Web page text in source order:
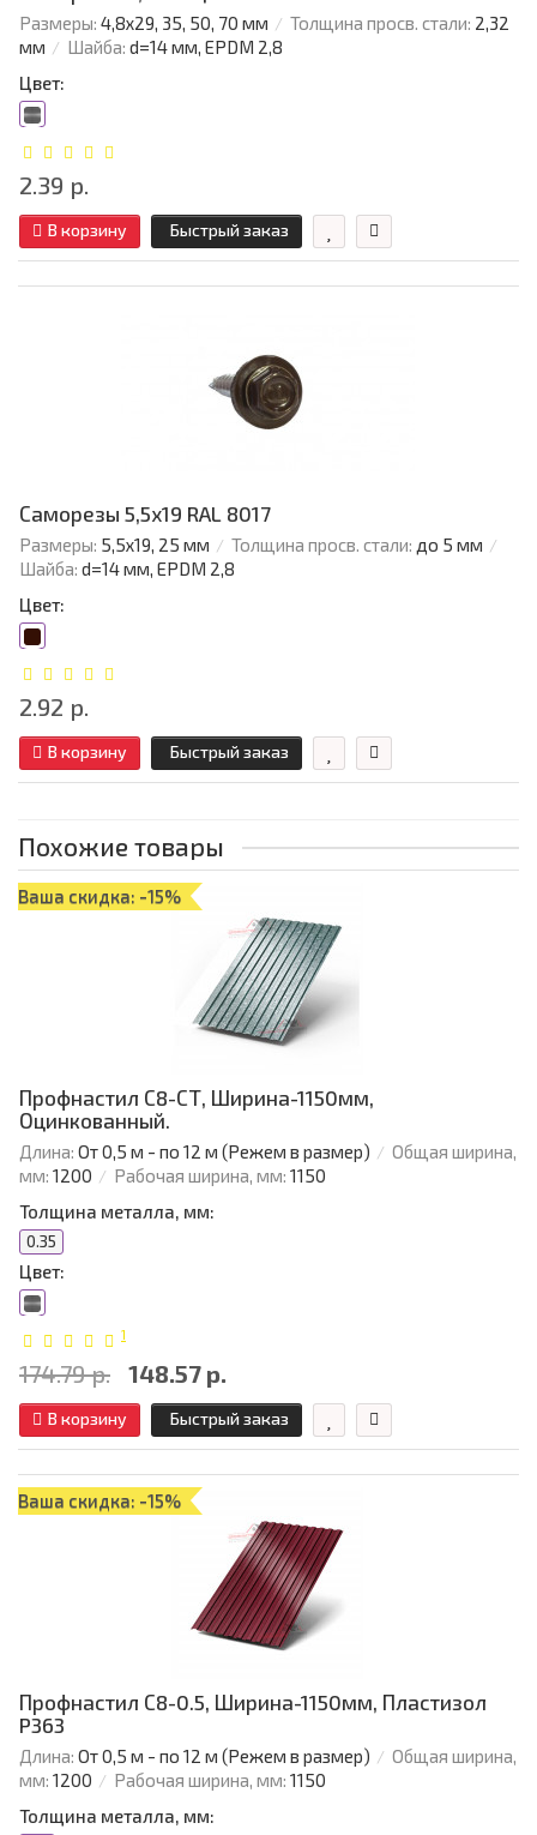
Размеры: 4,8х29, 35, 50, 70 мм Толщина просв. стали: 2,32
мм
Шайба: d=14 мм, EPDM 2,8
Цвет:
2.39 р.
В корзину Быстрый заказ
Саморезы 5,5х19 RAL 8017
Размеры: 5,5х19, 25 мм Толщина просв. стали: до 5 мм
Шайба: d=14 мм, EPDM 2,8
Цвет:
2.92 р.
В корзину Быстрый заказ
Похожие товары
Ваша скидка: -15%
Профнастил С8-СТ, Ширина-1150мм,
Оцинкованный.
Длина: От 0,5 м - по 12 м (Режем в размер)
Общая ширина,
мм: 1200 Рабочая ширина, мм: 1150
Толщина металла, мм:
0.35
Цвет:
1
174.79 р. 148.57 р.
В корзину Быстрый заказ
Ваша скидка: -15%
Профнастил С8-0.5, Ширина-1150мм, Пластизол
P363
Длина: От 0,5 м - по 12 м (Режем в размер)
Общая ширина,
мм: 1200 Рабочая ширина, мм: 1150
Толщина металла, мм: